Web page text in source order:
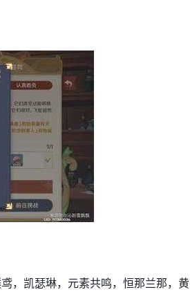
，凯瑟琳，元素共鸣，恒那兰那，黄